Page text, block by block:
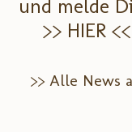
und melde
>> HIER <<
>> Alle News